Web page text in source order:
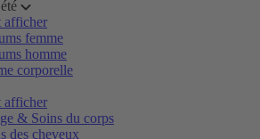
afficher
femme
homme
corporelle
afficher
& Soins du corps
des cheveux